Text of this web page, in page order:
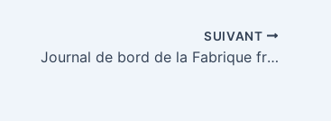
SUIVANT
Journal de bord de la Fabrique franco-russe des traducteurs, samedi 12 mai 2012